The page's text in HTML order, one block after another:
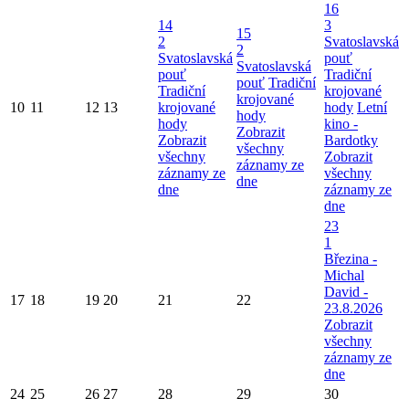
10 11 12 13
14
2
Svatoslavská
pouť
Tradiční
krojované
hody
Zobrazit
všechny
záznamy ze
dne
15
2
Svatoslavská
pouť Tradiční
krojované
hody
Zobrazit
všechny
záznamy ze
dne
16
3
Svatoslavská
pouť
Tradiční
krojované
hody Letní
kino -
Bardotky
Zobrazit
všechny
záznamy ze
dne
17 18 19 20 21 22
23
1
Březina -
Michal
David -
23.8.2026
Zobrazit
všechny
záznamy ze
dne
24 25 26 27 28 29 30